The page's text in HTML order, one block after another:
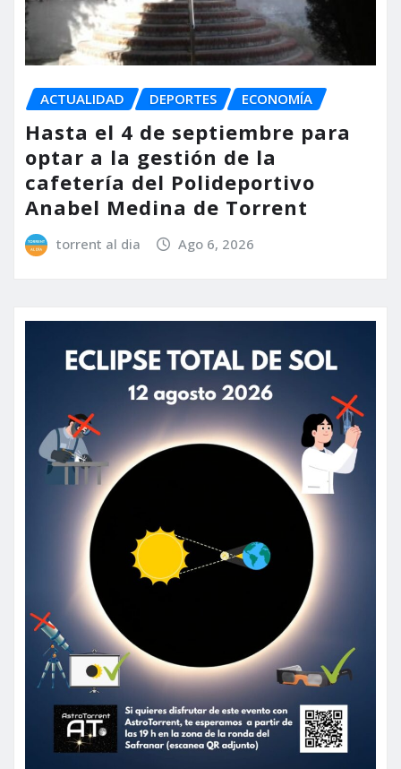
ACTUALIDAD DEPORTES ECONOMÍA
Hasta el 4 de septiembre para
optar a la gestión de la
cafetería del Polideportivo
Anabel Medina de Torrent
torrent al dia Ago 6, 2026